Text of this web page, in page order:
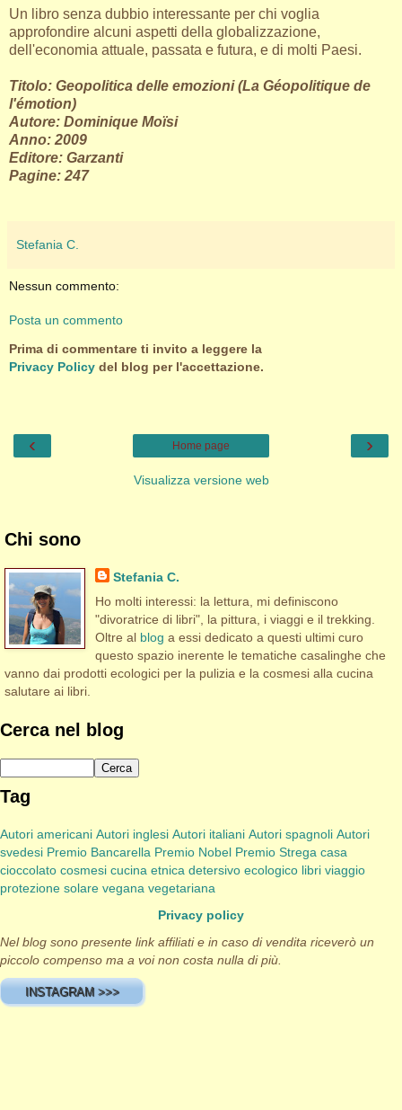
Un libro senza dubbio interessante per chi voglia
approfondire alcuni aspetti della globalizzazione,
dell'economia attuale, passata e futura, e di molti Paesi.
Titolo: Geopolitica delle emozioni (La Géopolitique de
l'émotion)
Autore: Dominique Moïsi
Anno: 2009
Editore: Garzanti
Pagine: 247
Stefania C.
Nessun commento:
Posta un commento
Prima di commentare ti invito a leggere la
Privacy Policy del blog per l'accettazione.
‹ ›
Home page
Visualizza versione web
Chi sono
Stefania C.
Ho molti interessi: la lettura, mi definiscono
"divoratrice di libri", la pittura, i viaggi e il trekking.
Oltre al blog a essi dedicato a questi ultimi curo
questo spazio inerente le tematiche casalinghe che
vanno dai prodotti ecologici per la pulizia e la cosmesi alla cucina
salutare ai libri.
Cerca nel blog
Tag
Autori americani Autori inglesi Autori italiani Autori spagnoli Autori
svedesi Premio Bancarella Premio Nobel Premio Strega casa
cioccolato cosmesi cucina etnica detersivo ecologico libri viaggio
protezione solare vegana vegetariana
Privacy policy
Nel blog sono presente link affiliati e in caso di vendita riceverò un
piccolo compenso ma a voi non costa nulla di più.
INSTAGRAM >>>